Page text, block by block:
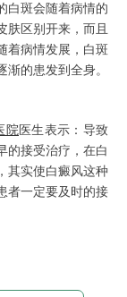
白斑会随着病情的
肤区别开来，而且
着病情发展，白斑
的患发到全身。
院医生表示：导致
的接受治疗，在白
其实使白癜风这种
者一定要及时的接